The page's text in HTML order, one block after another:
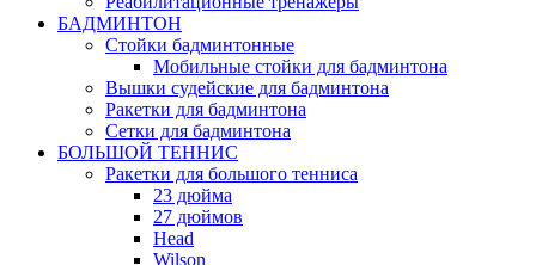
БАДМИНТОН
Стойки бадминтонные
Мобильные стойки для бадминтона
Вышки судейские для бадминтона
Ракетки для бадминтона
Сетки для бадминтона
БОЛЬШОЙ ТЕННИС
Ракетки для большого тенниса
23 дюйма
27 дюймов
Head
Wilson